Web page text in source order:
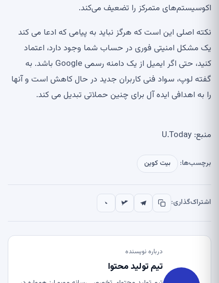
اکوسیستم‌های متمرکز را تضعیف می‌کند.
نکته اصلی این است که هرگز نباید به پیامی که ادعا می کند
یک مشکل امنیتی فوری در حساب شما وجود دارد، اعتماد
کنید، حتی اگر ایمیل از یک دامنه رسمی Google باشد. به
گفته لوپ، سواد فنی کاربران جدید در حال کاهش است و آنها
را به اهدافی ایده آل برای چنین حملاتی تبدیل می کند.
منبع: U.Today
برچسب‌ها: بیت کوین
اشتراک‌گذاری:
درباره نویسنده
تیم تولید محتوا